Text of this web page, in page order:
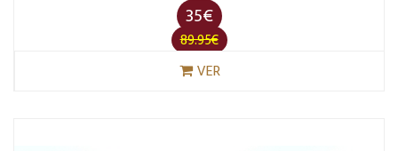
35€
89.95€
VER